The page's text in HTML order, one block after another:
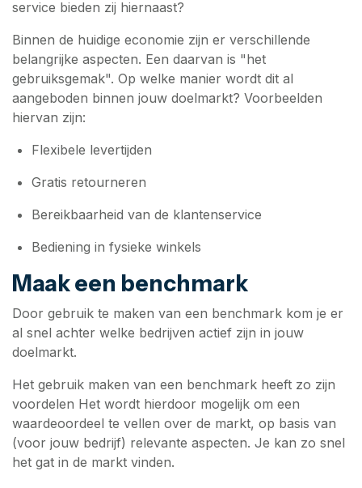
service bieden zij hiernaast?
Binnen de huidige economie zijn er verschillende
belangrijke aspecten. Een daarvan is "het
gebruiksgemak". Op welke manier wordt dit al
aangeboden binnen jouw doelmarkt? Voorbeelden
hiervan zijn:
Flexibele levertijden
Gratis retourneren
Bereikbaarheid van de klantenservice
Bediening in fysieke winkels
Maak een benchmark
Door gebruik te maken van een benchmark kom je er
al snel achter welke bedrijven actief zijn in jouw
doelmarkt.
Het gebruik maken van een benchmark heeft zo zijn
voordelen Het wordt hierdoor mogelijk om een
waardeoordeel te vellen over de markt, op basis van
(voor jouw bedrijf) relevante aspecten. Je kan zo snel
het gat in de markt vinden.